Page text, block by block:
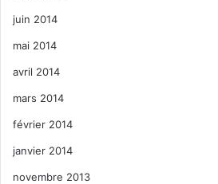
juin 2014
mai 2014
avril 2014
mars 2014
février 2014
janvier 2014
novembre 2013